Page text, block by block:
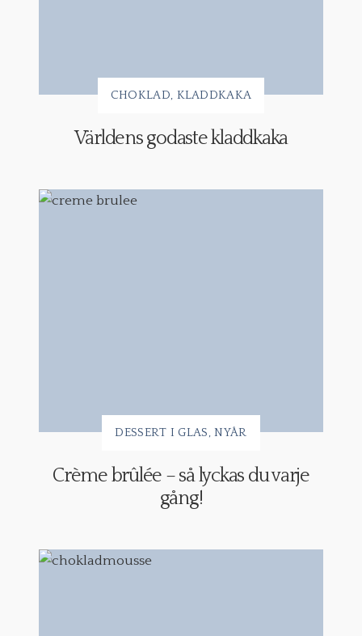
CHOKLAD KLADDKAKA
Världens godaste kladdkaka
DESSERT I GLAS NYÅR
Crème brûlée – så lyckas du varje
gång!